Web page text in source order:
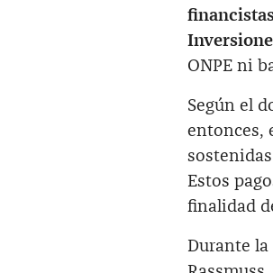
ONPE ni
Según el
entonces,
Estos
finalidad
Durante la